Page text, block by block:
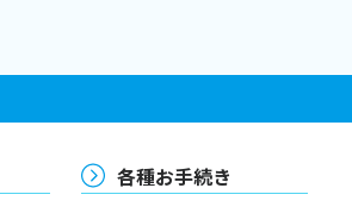
各種お手続き